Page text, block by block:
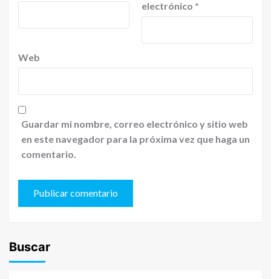
electrónico *
Web
Guardar mi nombre, correo electrónico y sitio web
en este navegador para la próxima vez que haga un
comentario.
Buscar